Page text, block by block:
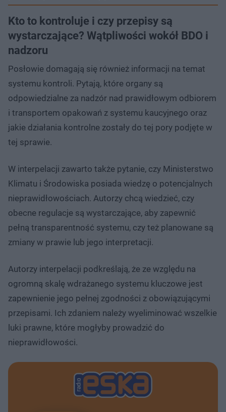
Kto to kontroluje i czy przepisy są
wystarczające? Wątpliwości wokół BDO i
nadzoru
Posłowie domagają się również informacji na temat
systemu kontroli. Pytają, które organy są
odpowiedzialne za nadzór nad prawidłowym odbiorem
i transportem opakowań z systemu kaucyjnego oraz
jakie działania kontrolne zostały do tej pory podjęte w
tej sprawie.
W interpelacji zawarto także pytanie, czy Ministerstwo
Klimatu i Środowiska posiada wiedzę o potencjalnych
nieprawidłowościach. Autorzy chcą wiedzieć, czy
obecne regulacje są wystarczające, aby zapewnić
pełną transparentność systemu, czy też planowane są
zmiany w prawie lub jego interpretacji.
Autorzy interpelacji podkreślają, że ze względu na
ogromną skalę wdrażanego systemu kluczowe jest
zapewnienie jego pełnej zgodności z obowiązującymi
przepisami. Ich zdaniem należy wyeliminować wszelkie
luki prawne, które mogłyby prowadzić do
nieprawidłowości.